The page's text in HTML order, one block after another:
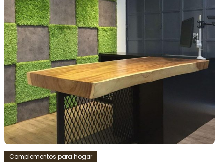
Complementos para hogar